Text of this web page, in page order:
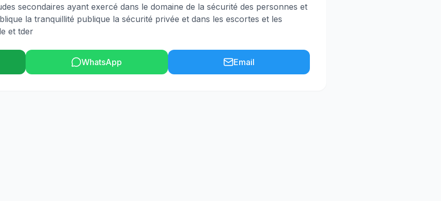
secondaires ayant exercé dans le domaine de la sécurité des personnes et
la tranquillité publique la sécurité privée et dans les escortes et les
et tder
WhatsApp Email